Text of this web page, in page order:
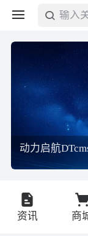
输入
动力启航
资讯 商